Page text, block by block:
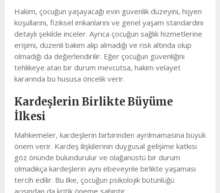
Hakim, çocuğun yaşayacağı evin güvenlik düzeyini, hijyen
koşullarını, fiziksel imkanlarını ve genel yaşam standardını
detaylı şekilde inceler. Ayrıca çocuğun sağlık hizmetlerine
erişimi, düzenli bakım alıp almadığı ve risk altında olup
olmadığı da değerlendirilir. Eğer çocuğun güvenliğini
tehlikeye atan bir durum mevcutsa, hakim velayet
kararında bu hususa öncelik verir.
Kardeşlerin Birlikte Büyüme
İlkesi
Mahkemeler, kardeşlerin birbirinden ayrılmamasına büyük
önem verir. Kardeş ilişkilerinin duygusal gelişime katkısı
göz önünde bulundurulur ve olağanüstü bir durum
olmadıkça kardeşlerin aynı ebeveynle birlikte yaşaması
tercih edilir. Bu ilke, çocuğun psikolojik bütünlüğü
açısından da kritik öneme sahiptir.